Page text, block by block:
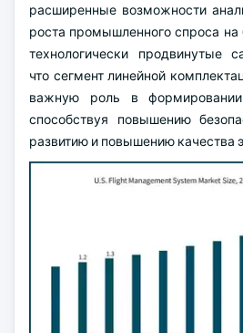
расширенные возможности
роста промышленного спроса
технологически продвинутые
что сегмент линейной
важную роль в
способствуя повышению
развитию и повышению качества